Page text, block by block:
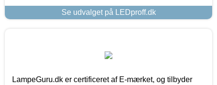
Se udvalget på LEDproff.dk
LampeGuru.dk er certificeret af E-mærket, og tilbyder